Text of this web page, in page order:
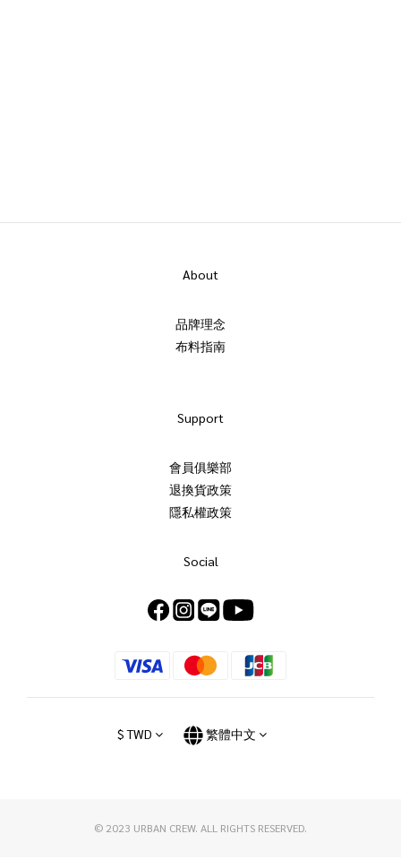
About
品牌理念
布料指南
Support
會員俱樂部
退換貨政策
隱私權政策
Social
$TWD 繁體中文
© 2023 URBAN CREW. ALL RIGHTS RESERVED.